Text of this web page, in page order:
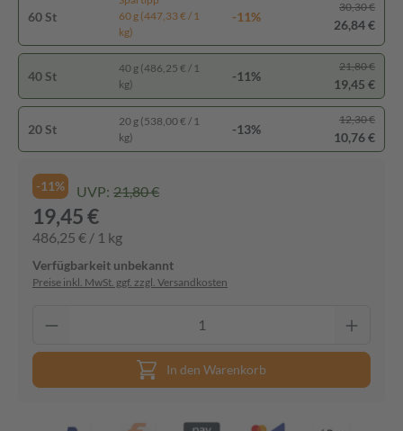
60 St
60 g (447,33 € / 1
kg)
-11%
30,30 €
26,84 €
40 St
40 g (486,25 € / 1
kg)
-11%
21,80 €
19,45 €
20 St
20 g (538,00 € / 1
kg)
-13%
12,30 €
10,76 €
-11% UVP: 21,80 €
19,45 €
486,25 € / 1 kg
Verfügbarkeit unbekannt
Preise inkl. MwSt. ggf. zzgl. Versandkosten
In den Warenkorb